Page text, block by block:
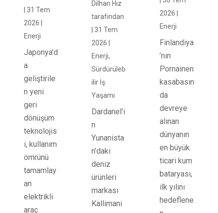
31 Tem
2026
Enerji
Japonya’d
a
geliştirile
n yeni
geri
dönüşüm
teknolojis
i, kullanım
ömrünü
tamamlay
an
elektrikli
araç
Dilhan Hız
tarafından
31 Tem
2026
Enerji,
Sürdürüleb
ilir İş
Yaşamı
Dardanel’i
n
Yunanista
n’daki
deniz
ürünleri
markası
Kallimani
2026
Enerji
Finlandiya
’nın
Pornainen
kasabasın
da
devreye
alınan
dünyanın
en büyük
ticari kum
bataryası,
ilk yılını
hedeflene